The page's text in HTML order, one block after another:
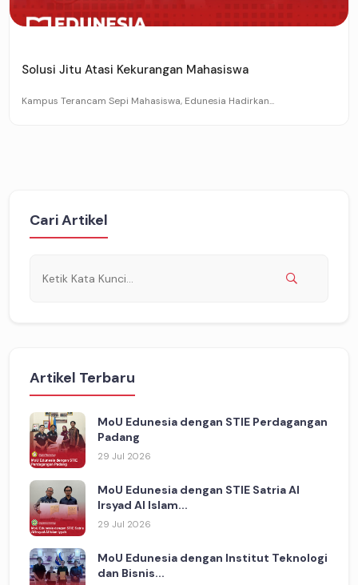
Solusi Jitu Atasi Kekurangan Mahasiswa
Kampus Terancam Sepi Mahasiswa, Edunesia Hadirkan...
Cari Artikel
Artikel Terbaru
MoU Edunesia dengan STIE Perdagangan
Padang
29 Jul 2026
MoU Edunesia dengan STIE Satria Al
Irsyad Al Islam...
29 Jul 2026
MoU Edunesia dengan Institut Teknologi
dan Bisnis...